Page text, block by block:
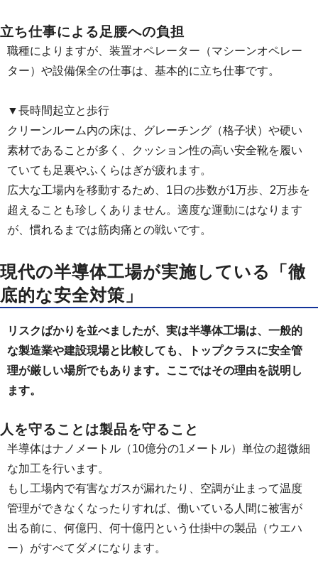
立ち仕事による足腰への負担
職種によりますが、装置オペレーター（マシーンオペレー
ター）や設備保全の仕事は、基本的に立ち仕事です。
▼長時間起立と歩行
クリーンルーム内の床は、グレーチング（格子状）や硬い
素材であることが多く、クッション性の高い安全靴を履い
ていても足裏やふくらはぎが疲れます。
広大な工場内を移動するため、1日の歩数が1万歩、2万歩を
超えることも珍しくありません。適度な運動にはなります
が、慣れるまでは筋肉痛との戦いです。
現代の半導体工場が実施している「徹
底的な安全対策」
リスクばかりを並べましたが、実は半導体工場は、一般的
な製造業や建設現場と比較しても、トップクラスに安全管
理が厳しい場所でもあります。ここではその理由を説明し
ます。
人を守ることは製品を守ること
半導体はナノメートル（10億分の1メートル）単位の超微細
な加工を行います。
もし工場内で有害なガスが漏れたり、空調が止まって温度
管理ができなくなったりすれば、働いている人間に被害が
出る前に、何億円、何十億円という仕掛中の製品（ウエハ
ー）がすべてダメになります。